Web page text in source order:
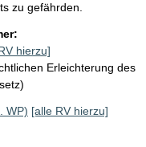
zu gefährden.
hierzu]
Erleichterung des
WP) [alle RV hierzu]